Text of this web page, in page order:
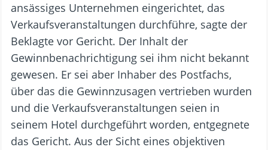
ansässiges Unternehmen eingerichtet, das
Verkaufsveranstaltungen durchführe, sagte der
Beklagte vor Gericht. Der Inhalt der
Gewinnbenachrichtigung sei ihm nicht bekannt
gewesen. Er sei aber Inhaber des Postfachs,
über das die Gewinnzusagen vertrieben wurden
und die Verkaufsveranstaltungen seien in
seinem Hotel durchgeführt worden, entgegnete
das Gericht. Aus der Sicht eines objektiven